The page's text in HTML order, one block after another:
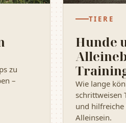
zu
–
TIERE
Hunde
Wie lange
schrittweisen
und
Alleinsein.